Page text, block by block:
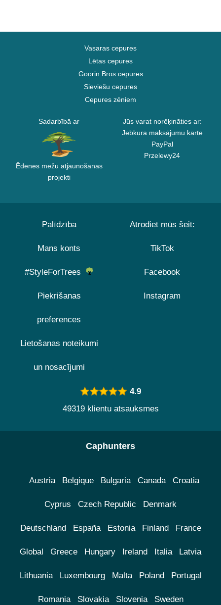
Vasaras cepures
Lētas cepures
Goorin Bros cepures
Sieviešu cepures
Cepures zēniem
Sadarbībā ar
Ēdenes mežu atjaunošanas
projekti
Jūs varat norēķināties ar:
Jebkura maksājumu karte
PayPal
Przelewy24
Palīdzība
Mans konts
#StyleForTrees
Piekrišanas
preferences
Lietošanas noteikumi
un nosacījumi
Atrodiet mūs šeit:
TikTok
Facebook
Instagram
4.9
49319 klientu atsauksmes
Caphunters
Austria Belgique Bulgaria Canada Croatia
Cyprus Czech Republic Denmark
Deutschland España Estonia Finland France
Global Greece Hungary Ireland Italia Latvia
Lithuania Luxembourg Malta Poland Portugal
Romania Slovakia Slovenia Sweden